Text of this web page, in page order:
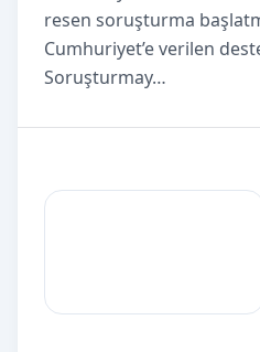
resen soruşturma
Cumhuriyet’e verilen
Soruşturmay…